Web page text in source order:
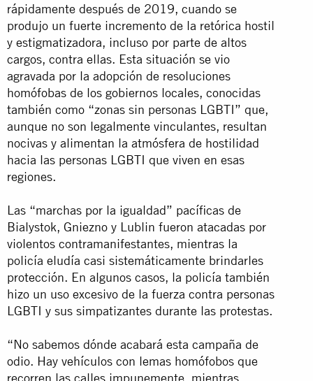
rápidamente después de 2019, cuando se
produjo un fuerte incremento de la retórica hostil
y estigmatizadora, incluso por parte de altos
cargos, contra ellas. Esta situación se vio
agravada por la adopción de resoluciones
homófobas de los gobiernos locales, conocidas
también como “zonas sin personas LGBTI” que,
aunque no son legalmente vinculantes, resultan
nocivas y alimentan la atmósfera de hostilidad
hacia las personas LGBTI que viven en esas
regiones.
Las “marchas por la igualdad” pacíficas de
Bialystok, Gniezno y Lublin fueron atacadas por
violentos contramanifestantes, mientras la
policía eludía casi sistemáticamente brindarles
protección. En algunos casos, la policía también
hizo un uso excesivo de la fuerza contra personas
LGBTI y sus simpatizantes durante las protestas.
“No sabemos dónde acabará esta campaña de
odio. Hay vehículos con lemas homófobos que
recorren las calles impunemente, mientras